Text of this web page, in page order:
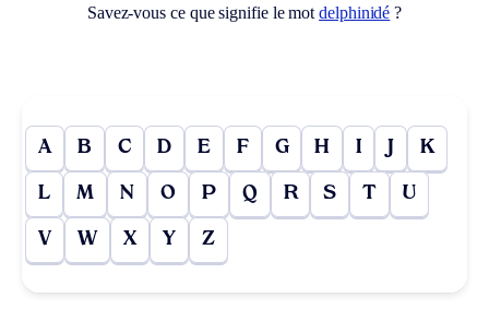
Savez-vous ce que signifie le motdelphinidé ?
A B C D E F G H I J K
L M N O P Q R S T U
V W X Y Z